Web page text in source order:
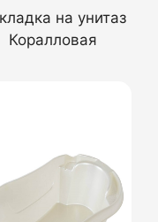
на унитаз
Коралловая